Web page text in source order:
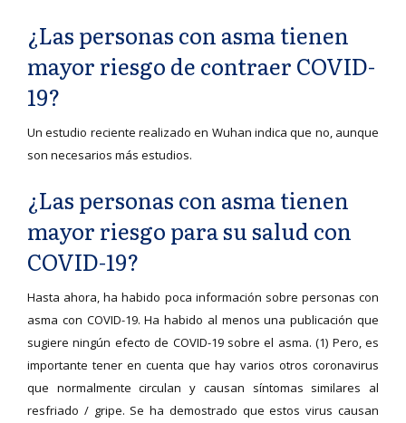
¿Las personas con asma tienen
mayor riesgo de contraer COVID-
19?
Un estudio reciente realizado en Wuhan indica que no, aunque
son necesarios más estudios.
¿Las personas con asma tienen
mayor riesgo para su salud con
COVID-19?
Hasta ahora, ha habido poca información sobre personas con
asma con COVID-19. Ha habido al menos una publicación que
sugiere ningún efecto de COVID-19 sobre el asma. (1) Pero, es
importante tener en cuenta que hay varios otros coronavirus
que normalmente circulan y causan síntomas similares al
resfriado / gripe. Se ha demostrado que estos virus causan